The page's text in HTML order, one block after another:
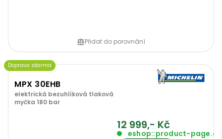
Přidat do porovnání
Doprava zdarma
MPX 30EHB
elektrická bezuhlíková tlaková
myčka 180 bar
12 999,- Kč
eshop::product-